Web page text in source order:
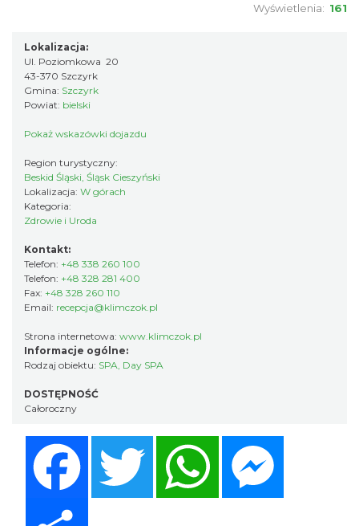
Wyświetlenia: 161
Lokalizacja:
Ul. Poziomkowa 20
43-370 Szczyrk
Gmina: Szczyrk
Powiat: bielski
Pokaż wskazówki dojazdu
Region turystyczny:
Beskid Śląski, Śląsk Cieszyński
Lokalizacja: W górach
Kategoria:
Zdrowie i Uroda
Kontakt:
Telefon: +48 338 260 100
Telefon: +48 328 281 400
Fax: +48 328 260 110
Email: recepcja@klimczok.pl
Strona internetowa: www.klimczok.pl
Informacje ogólne:
Rodzaj obiektu: SPA Day SPA
DOSTĘPNOŚĆ
Całoroczny
Twitter